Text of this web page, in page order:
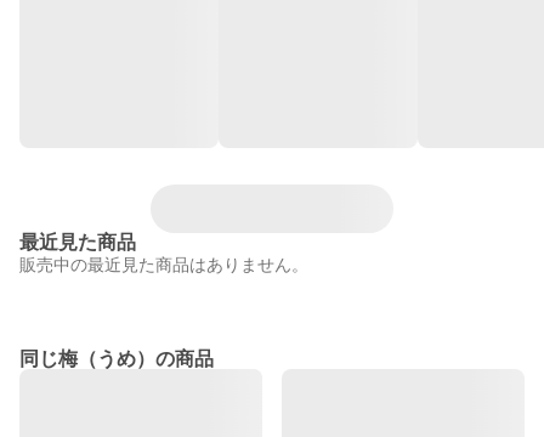
最近見た商品
販売中の最近見た商品はありません。
同じ梅（うめ）の商品